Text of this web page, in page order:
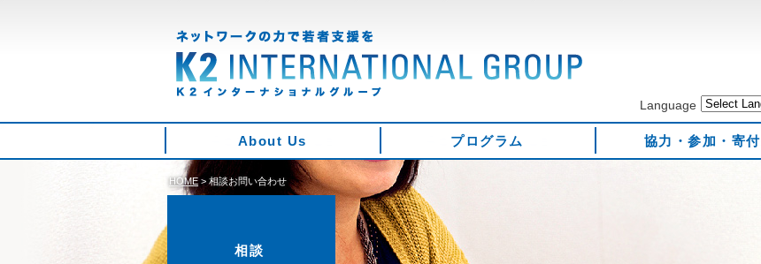
Language
About Us プログラム 協力・参加・寄付
HOME > 相談お問い合わせ
相談